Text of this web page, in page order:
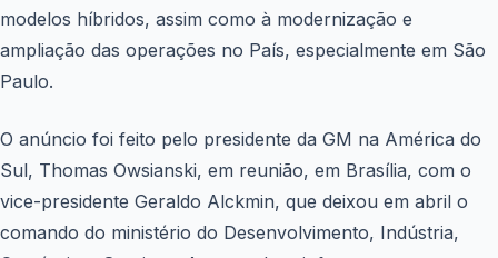
modelos híbridos, assim como à modernização e
ampliação das operações no País, especialmente em São
Paulo.
O anúncio foi feito pelo presidente da GM na América do
Sul, Thomas Owsianski, em reunião, em Brasília, com o
vice-presidente Geraldo Alckmin, que deixou em abril o
comando do ministério do Desenvolvimento, Indústria,